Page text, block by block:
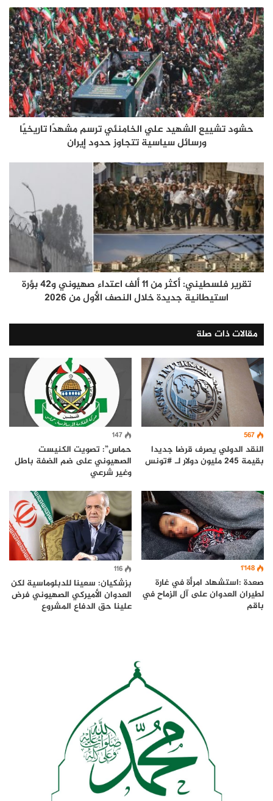
حشود تشييع الشهيد علي الخامنئي ترسم مشهدًا تاريخيًا
ورسائل سياسية تتجاوز حدود إيران
تقرير فلسطيني: أكثر من 11 ألف اعتداء صهيوني و42 بؤرة
استيطانية جديدة خلال النصف الأول من 2026
مقالات ذات صلة
567
النقد الدولي يصرف قرضا جديدا
بقيمة 245 مليون دولار لـ #تونس
147
حماس”: تصويت الكنيست
الصهيوني على ضم الضفة باطل
وغير شرعي
1٬148
صعدة :استشهاد امرأة في غارة
لطيران العدوان على آل الزماح في
باقم
116
بزشكيان: سعينا للدبلوماسية لكن
العدوان الأميركي الصهيوني فرض
علينا حق الدفاع المشروع